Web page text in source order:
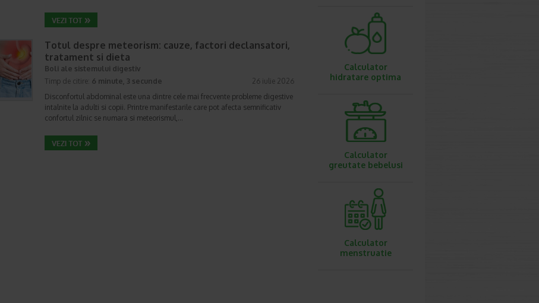
Totul despre meteorism: cauze, factori declansatori,
tratament si dieta
Boli ale sistemului digestiv
Timp de citire: 6 minute, 3 secunde
26 iulie 2026
Disconfortul abdominal este una dintre cele mai frecvente probleme digestive
intalnite la adulti si copii. Printre manifestarile care pot afecta semnificativ
confortul zilnic se numara si meteorismul,…
Calculator
hidratare optima
Calculator
greutate bebelusi
Calculator
menstruatie